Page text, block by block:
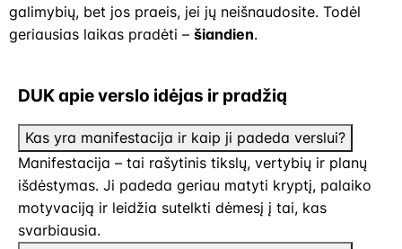
galimybių, bet jos praeis, jei jų neišnaudosite. Todėl
geriausias laikas pradėti – šiandien.
DUK apie verslo idėjas ir pradžią
Kas yra manifestacija ir kaip ji padeda verslui?
Manifestacija – tai rašytinis tikslų, vertybių ir planų
išdėstymas. Ji padeda geriau matyti kryptį, palaiko
motyvaciją ir leidžia sutelkti dėmesį į tai, kas
svarbiausia.